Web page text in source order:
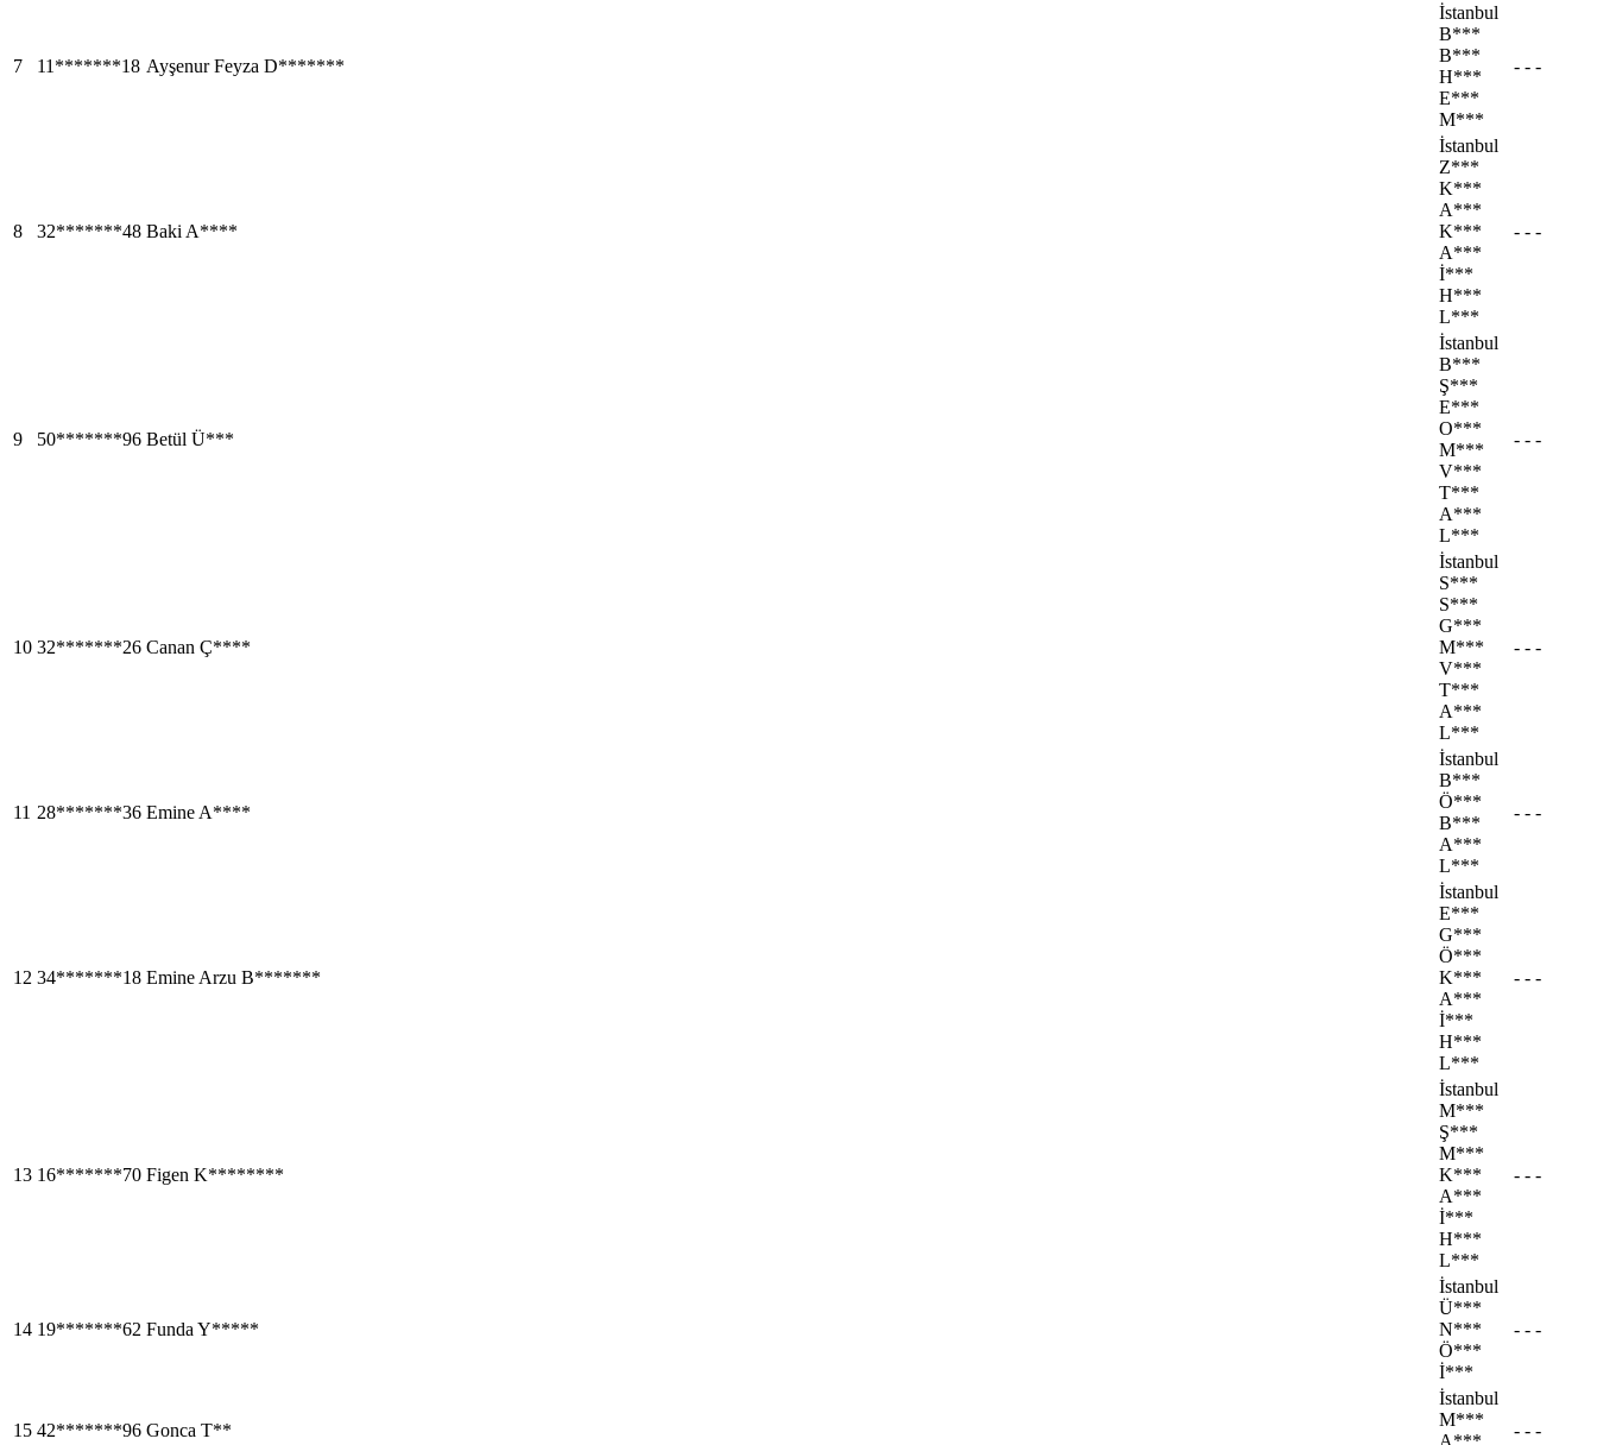
7 11*******18 Ayşenur Feyza D*******
İstanbul
B***
B***
H***
E***
M***
- - -
8 32*******48 Baki A****
İstanbul
Z***
K***
A***
K***
A***
İ***
H***
L***
- - -
9 50*******96 Betül Ü***
İstanbul
B***
Ş***
E***
O***
M***
V***
T***
A***
L***
- - -
10 32*******26 Canan Ç****
İstanbul
S***
S***
G***
M***
V***
T***
A***
L***
- - -
11 28*******36 Emine A****
İstanbul
B***
Ö***
B***
A***
L***
- - -
12 34*******18 Emine Arzu B*******
İstanbul
E***
G***
Ö***
K***
A***
İ***
H***
L***
- - -
13 16*******70 Figen K********
İstanbul
M***
Ş***
M***
K***
A***
İ***
H***
L***
- - -
14 19*******62 Funda Y*****
İstanbul
Ü***
N***
Ö***
İ***
- - -
15 42*******96 Gonca T**
İstanbul
M***
A***
- - -